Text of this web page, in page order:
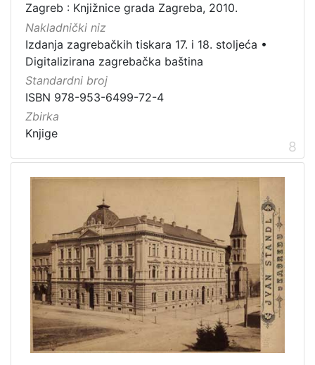
Zagreb : Knjižnice grada Zagreba, 2010.
Nakladnički niz
Izdanja zagrebačkih tiskara 17. i 18. stoljeća •
Digitalizirana zagrebačka baština
Standardni broj
ISBN 978-953-6499-72-4
Zbirka
Knjige
8